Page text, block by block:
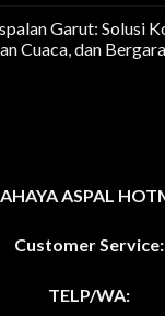
PengaspalanGarut: Solusi
Cuaca, dan
Cuaca,
ASPAL
Customer Service:
TELP/WA: